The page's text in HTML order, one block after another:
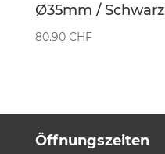
Ø35mm / Schwarz
80.90 CHF
Öffnungszeiten